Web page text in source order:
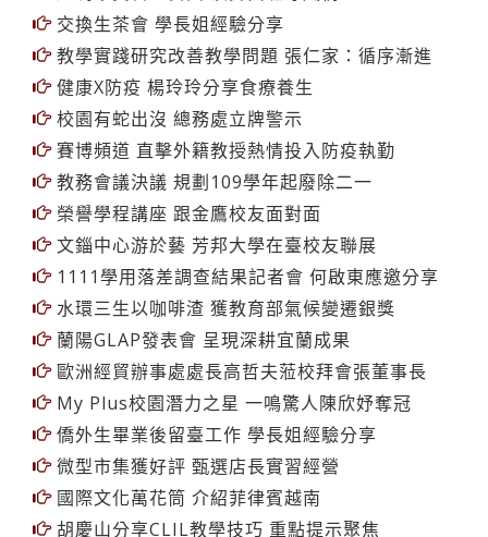
創新課程觀課交流 蔡明修藉CLA引學生思考未來
透鳴單簧管重奏團 浪舞西班牙風情
交換生茶會 學長姐經驗分享
教學實踐研究改善教學問題 張仁家：循序漸進
健康X防疫 楊玲玲分享食療養生
校園有蛇出沒 總務處立牌警示
賽博頻道 直擊外籍教授熱情投入防疫執勤
教務會議決議 規劃109學年起廢除二一
榮譽學程講座 跟金鷹校友面對面
文錙中心游於藝 芳邦大學在臺校友聯展
1111學用落差調查結果記者會 何啟東應邀分享
水環三生以咖啡渣 獲教育部氣候變遷銀獎
蘭陽GLAP發表會 呈現深耕宜蘭成果
歐洲經貿辦事處處長高哲夫蒞校拜會張董事長
My Plus校園潛力之星 一鳴驚人陳欣妤奪冠
僑外生畢業後留臺工作 學長姐經驗分享
微型市集獲好評 甄選店長實習經營